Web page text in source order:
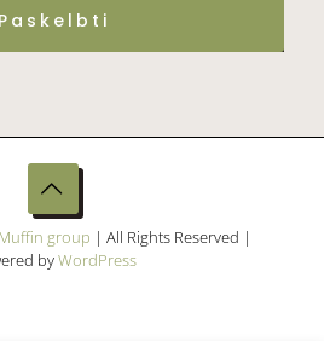
Muffin group | All Rights Reserved |
byWordPress